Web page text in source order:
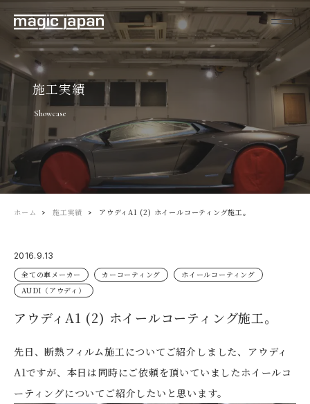
施工実績
Showcase
ホーム 施工実績 アウディA1 (2) ホイールコーティング施工。
2016.9.13
全ての車メーカー
カーコーティング
ホイールコーティング
AUDI（アウディ）
アウディA1 (2) ホイールコーティング施工。
先日、断熱フィルム施工についてご紹介しました、アウディ
A1ですが、本日は同時にご依頼を頂いていましたホイールコ
ーティングについてご紹介したいと思います。